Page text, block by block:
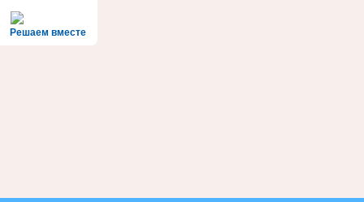
Решаем вместе